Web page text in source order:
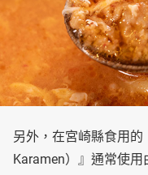
另外，在宮崎縣食用
Karamen）』通常使用